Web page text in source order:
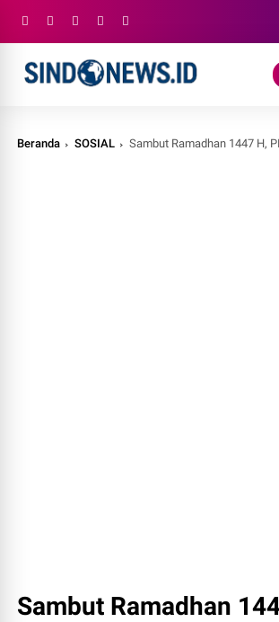
Beranda SOSIAL Sambut Ramadhan 1447 H, PIA DPR RI Salurkan
Sambut Ramadhan